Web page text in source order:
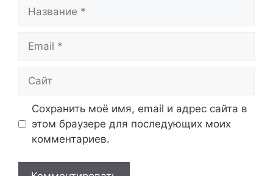
Сохранить моё имя, email и адрес сайта в
этом браузере для последующих моих
комментариев.